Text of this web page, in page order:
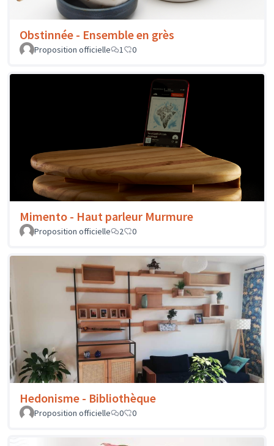
Obstinnée - Ensemble en grès
Proposition officielle 1 0
Mimento - Haut parleur Murmure
Proposition officielle 2 0
Hedonisme - Bibliothèque
Proposition officielle 0 0